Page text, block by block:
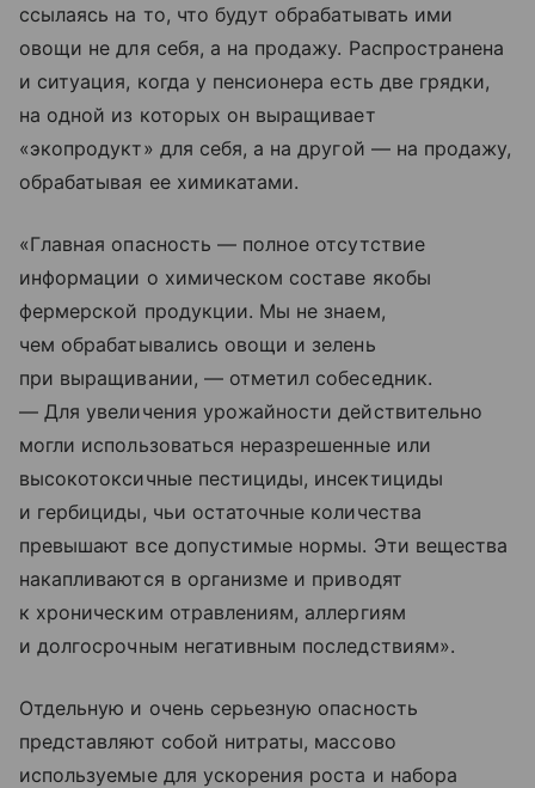
ссылаясь на то, что будут обрабатывать ими
овощи не для себя, а на продажу. Распространена
и ситуация, когда у пенсионера есть две грядки,
на одной из которых он выращивает
«экопродукт» для себя, а на другой — на продажу,
обрабатывая ее химикатами.
«Главная опасность — полное отсутствие
информации о химическом составе якобы
фермерской продукции. Мы не знаем,
чем обрабатывались овощи и зелень
при выращивании, — отметил собеседник.
— Для увеличения урожайности действительно
могли использоваться неразрешенные или
высокотоксичные пестициды, инсектициды
и гербициды, чьи остаточные количества
превышают все допустимые нормы. Эти вещества
накапливаются в организме и приводят
к хроническим отравлениям, аллергиям
и долгосрочным негативным последствиям».
Отдельную и очень серьезную опасность
представляют собой нитраты, массово
используемые для ускорения роста и набора